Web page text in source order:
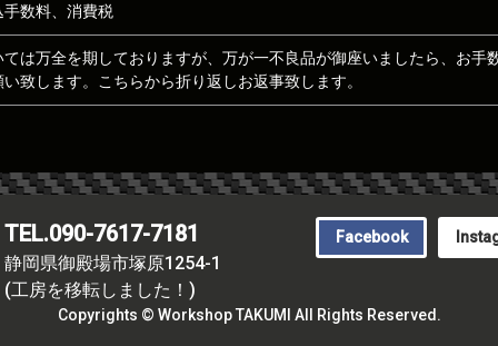
手数料、消費税
ては万全を期しておりますが、万が一不良品が御座いましたら、お手
い致します。こちらから折り返しお返事致します。
TEL.090-7617-7181
静岡県御殿場市塚原1254-1
(工房を移転しました！)
Facebook
Copyrights © Workshop TAKUMI All Rights Reserved.